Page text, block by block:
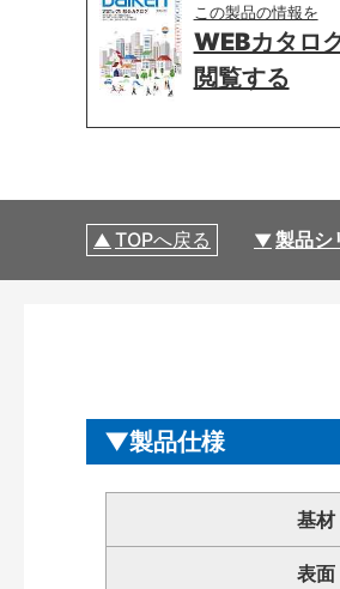
この製品の情報を
WEBカタロ
閲覧する
TOPへ戻る 製品シ
製品仕様
基材
表面